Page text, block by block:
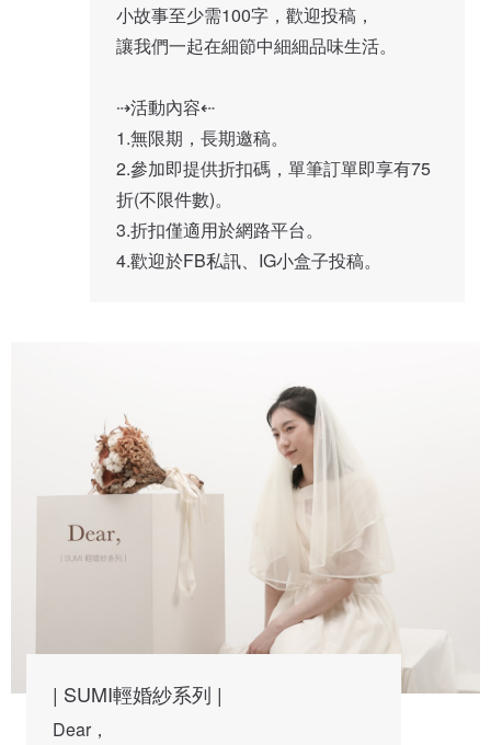
小故事至少需100字，歡迎投稿，
讓我們一起在細節中細細品味生活。
⇢活動內容⇠
1.無限期，長期邀稿。
2.參加即提供折扣碼，單筆訂單即享有75
折(不限件數)。
3.折扣僅適用於網路平台。
| SUMI輕婚紗系列 |
Dear，